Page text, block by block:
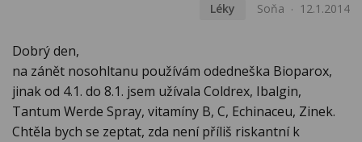
Léky Soňa 12.1.2014
Dobrý den,
na zánět nosohltanu používám odedneška Bioparox,
jinak od 4.1. do 8.1. jsem užívala Coldrex, Ibalgin,
Tantum Werde Spray, vitamíny B, C, Echinaceu, Zinek.
Chtěla bych se zeptat, zda není příliš riskantní k